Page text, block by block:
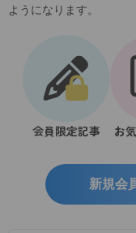
ようになります。
会員限定記事 お
新規会